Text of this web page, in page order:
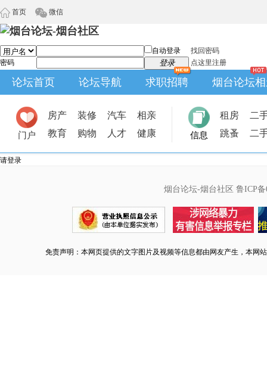
首页 微信
自动登录
找回密码
密码
登录 点这里注册
论坛首页 论坛导航 求职招聘 烟台论坛
门户
房产 装修 汽车
相亲
教育
购物 人才 健康 信息
租房
二
跳蚤
二
请登录
烟台论坛-烟台社区 鲁ICP备
免责声明：本网页提供的文字图片及视频等信息都由网友产生，本网